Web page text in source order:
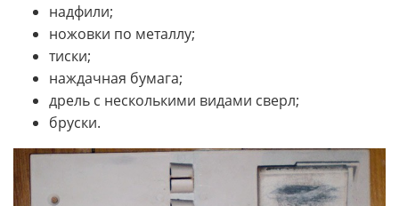
надфили;
ножовки по металлу;
тиски;
наждачная бумага;
дрель с несколькими видами сверл;
бруски.